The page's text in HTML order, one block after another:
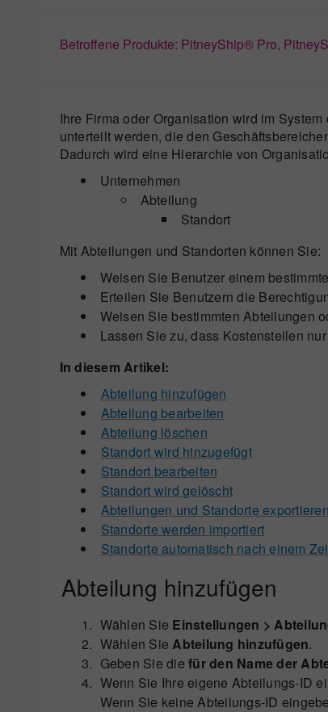
Betroffene Produkte: PitneyShip® Pro,
Ihre Firma oder Organisation wird im
unterteilt werden, die den
Dadurch wird eine Hierarchie von
Unternehmen
Abteilung
Standort
Mit Abteilungen und Standorten können Sie:
Weisen Sie Benutzer einem
Erteilen Sie Benutzern die
Weisen Sie bestimmten Abteilungen
Lassen Sie zu, dass Kostenstellen
In diesem Artikel:
Abteilung hinzufügen
Abteilung bearbeiten
Abteilung löschen
Standort wird hinzugefügt
Standort bearbeiten
Standort wird gelöscht
Abteilungen und Standorte exportieren
Standorte werden importiert
Standorte automatisch nach einem
Abteilung hinzufügen
Wählen Sie Einstellungen >
Wählen SieAbteilung hinzufügen.
Geben Sie die für den Name der
Wenn Sie Ihre eigene Abteilungs-ID
Wenn Sie keine Abteilungs-ID